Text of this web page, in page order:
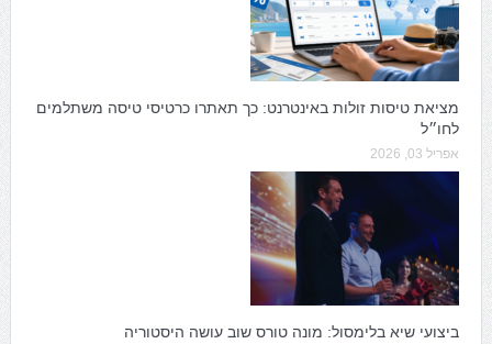
מציאת טיסות זולות באינטרנט: כך תאתרו כרטיסי טיסה משתלמים
לחו״ל
אפריל 03, 2026
ביצועי שיא בלימסול: מונה טורס שוב עושה היסטוריה